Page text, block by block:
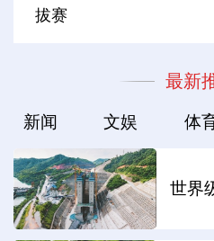
拔赛
最新
新闻 文娱 体
世界